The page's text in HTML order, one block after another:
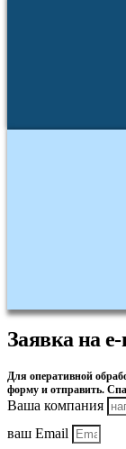
Заявка на
Для оперативной
форму и отправить.
Ваша компания
ваш Email